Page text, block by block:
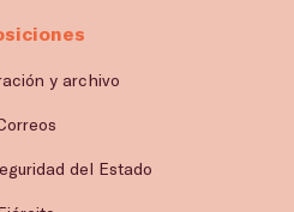
y archivo
del Estado